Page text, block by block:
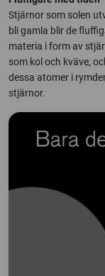
Stjärnor som solen
bli gamla blir de
materia i form av
som kol och kväve,
dessa atomer i
stjärnor.